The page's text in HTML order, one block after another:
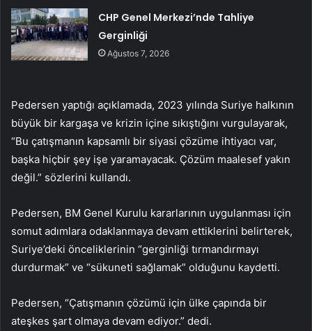
CHP Genel Merkezi’nde Tahliye
Gerginliği
Ağustos 7, 2026
Pedersen yaptığı açıklamada, 2023 yılında Suriye halkının
büyük bir kargaşa ve krizin içine sıkıştığını vurgulayarak,
“Bu çatışmanın kapsamlı bir siyasi çözüme ihtiyacı var,
başka hiçbir şey işe yaramayacak. Çözüm maalesef yakın
değil.” sözlerini kullandı.
Pedersen, BM Genel Kurulu kararlarının uygulanması için
somut adımlara odaklanmaya devam ettiklerini belirterek,
Suriye’deki önceliklerinin “gerginliği tırmandırmayı
durdurmak” ve “sükuneti sağlamak” olduğunu kaydetti.
Pedersen, “Çatışmanın çözümü için ülke çapında bir
ateşkes şart olmaya devam ediyor.” dedi.